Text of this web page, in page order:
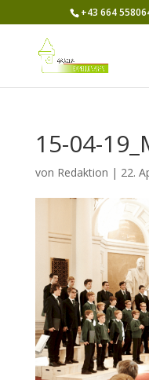
+43 664
15-04-
von Redaktion | 22.